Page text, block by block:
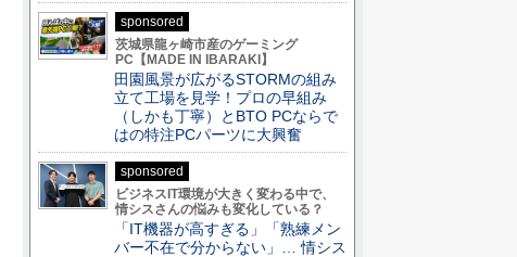
sponsored
茨城県龍ヶ崎市産のゲーミング
PC【MADE IN IBARAKI】
田園風景が広がるSTORMの組み
立て工場を見学！プロの早組み
（しかも丁寧）とBTO PCならで
はの特注PCパーツに大興奮
sponsored
ビジネスIT環境が大きく変わる中で、
情シスさんの悩みも変化している？
「IT機器が高すぎる」「熟練メン
バー不在で分からない」… 情シス